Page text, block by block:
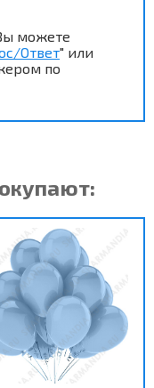
можете
Ответ" или
по